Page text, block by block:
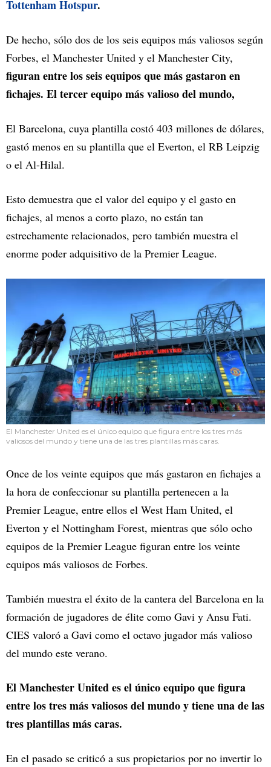
Tottenham Hotspur.
De hecho, sólo dos de los seis equipos más valiosos según
Forbes, el Manchester United y el Manchester City,
figuran entre los seis equipos que más gastaron en
fichajes. El tercer equipo más valioso del mundo,
El Barcelona, cuya plantilla costó 403 millones de dólares,
gastó menos en su plantilla que el Everton, el RB Leipzig
o el Al-Hilal.
Esto demuestra que el valor del equipo y el gasto en
fichajes, al menos a corto plazo, no están tan
estrechamente relacionados, pero también muestra el
enorme poder adquisitivo de la Premier League.
El Manchester United es el único equipo que figura entre los tres más
valiosos del mundo y tiene una de las tres plantillas más caras.
Once de los veinte equipos que más gastaron en fichajes a
la hora de confeccionar su plantilla pertenecen a la
Premier League, entre ellos el West Ham United, el
Everton y el Nottingham Forest, mientras que sólo ocho
equipos de la Premier League figuran entre los veinte
equipos más valiosos de Forbes.
También muestra el éxito de la cantera del Barcelona en la
formación de jugadores de élite como Gavi y Ansu Fati.
CIES valoró a Gavi como el octavo jugador más valioso
del mundo este verano.
El Manchester United es el único equipo que figura
entre los tres más valiosos del mundo y tiene una de las
tres plantillas más caras.
En el pasado se criticó a sus propietarios por no invertir lo